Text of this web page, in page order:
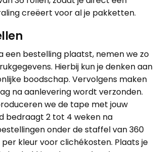
creëert voor al je pakketten.
een bestelling plaatst, nemen we zo
Hierbij kun je denken aan
boodschap. Vervolgens maken
na aanlevering wordt verzonden.
we de tape met jouw
bedraagt 2 tot 4 weken na
onder de staffel van 360
kleur voor clichékosten. Plaats je